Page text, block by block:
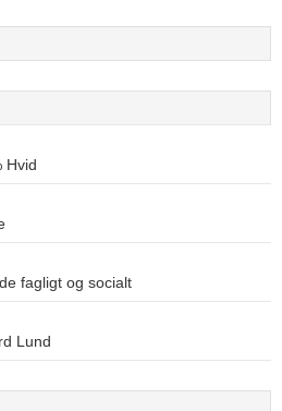
Hvid
fagligt og socialt
Lund